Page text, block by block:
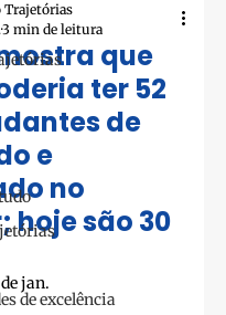
de excelência
que
ter 52
de
e
no
hoje são 30
3 min de leitura
de jan.
com NaN de 5 estrelas.